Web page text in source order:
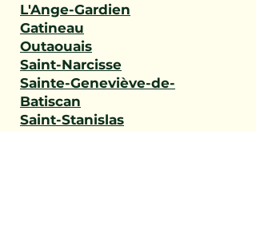
L'Ange-Gardien
Gatineau
Outaouais
Saint-Narcisse
Sainte-Geneviève-de-
Batiscan
Saint-Stanislas